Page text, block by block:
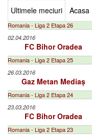
Ultimele meciuri Acasa
Romania - Liga 2 Etapa 26
02.04.2016
FC Bihor Oradea
Romania - Liga 2 Etapa 25
26.03.2016
Gaz Metan Mediaș
Romania - Liga 2 Etapa 24
23.03.2016
FC Bihor Oradea
Romania - Liga 2 Etapa 23